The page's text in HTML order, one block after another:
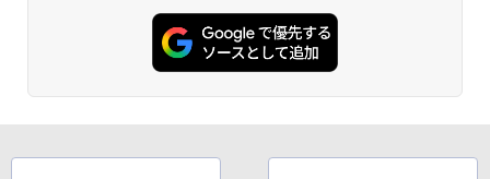
A09 地球の歩き方 イタリア 2026～2027 地
ト プライバシー テント 【中が透けない】 1
人用 折りたたみ 防災グッズ 災害用トイレ ビ
ーチ ピクニック ポップアップテント 携帯 簡
易 トイレテント (グレー)
GRANDOOR ステンレス保冷剤 2個セット 2
026リニューアル 急速冷凍 空間倍増 衛生的